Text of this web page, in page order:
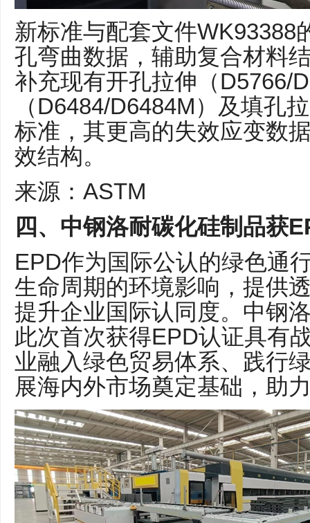
新标准与配套文件WK93388
孔弯曲数据，辅助复合材料
补充现有开孔拉伸（D5766/
（D6484/D6484M）及填孔
标准，其更高的失效应变数
效结构。
来源：ASTM
四、中钢洛耐碳化硅制品获
EPD作为国际公认的绿色通
生命周期的环境影响，提供
提升企业国际认同度。中钢
此次首次获得EPD认证具有
业融入绿色贸易体系、践行
展海内外市场奠定基础，助